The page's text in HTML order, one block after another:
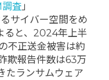
査 」
サイバー空間をめ
ると、2024年上半
不正送金被害は約
欺報告件数は63万
たランサムウェア